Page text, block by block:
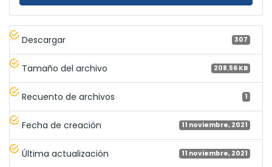
Descargar 307
Tamaño del archivo 208.56 KB
Recuento de archivos 1
Fecha de creación 11 noviembre, 2021
Última actualización 11 noviembre, 2021